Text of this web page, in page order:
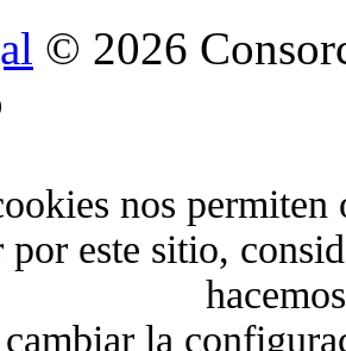
© 2026
nos permiten
por este sitio,
cambiar la